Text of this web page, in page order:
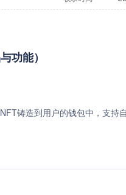
功能）
铸造到用户的钱包中，支持